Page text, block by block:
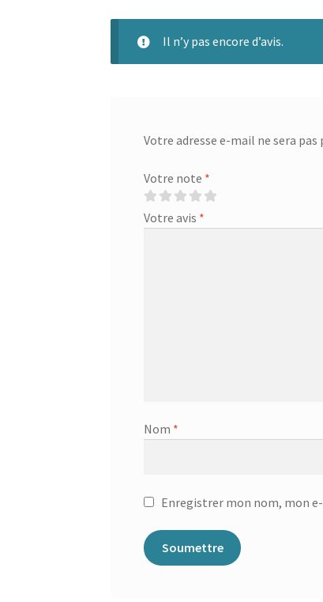
Il n’y pas encore d’avis.
Votre adresse e-mail ne sera pas
Votre note *
Votre avis *
Nom *
Enregistrer mon nom, mon